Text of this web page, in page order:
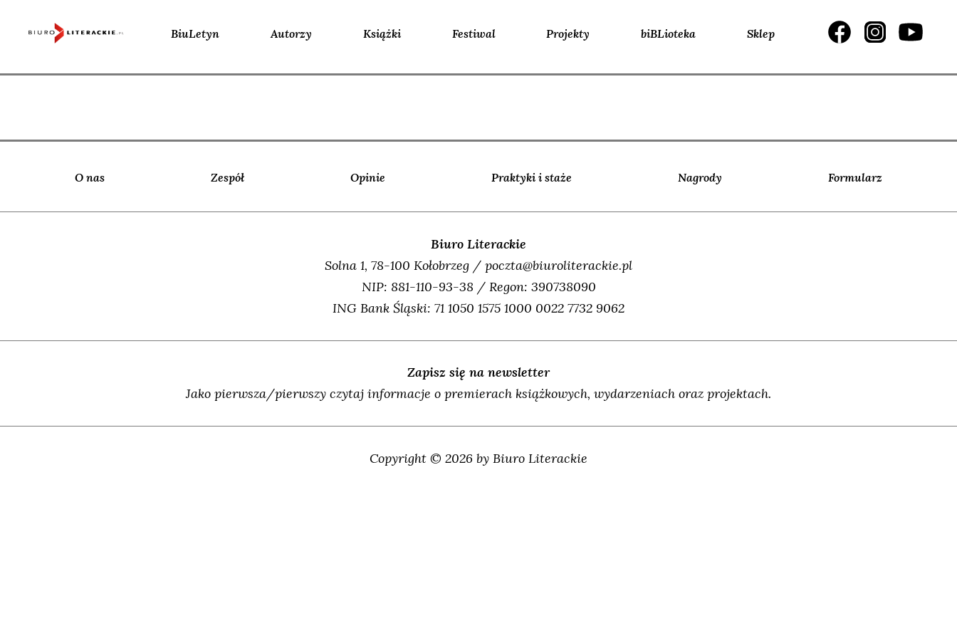
BiuLetyn Autorzy Książki Festiwal Projekty biBLioteka Sklep
content
O nas Zespół Opinie Praktyki i staże Nagrody Formularz
Biuro Literackie
Solna 1, 78-100 Kołobrzeg / poczta@biuroliterackie.pl
NIP: 881-110-93-38 / Regon: 390738090
ING Bank Śląski: 71 1050 1575 1000 0022 7732 9062
Zapisz się na newsletter
Jako pierwsza/pierwszy czytaj informacje o premierach książkowych, wydarzeniach oraz projektach.
Copyright © 2026 by Biuro Literackie